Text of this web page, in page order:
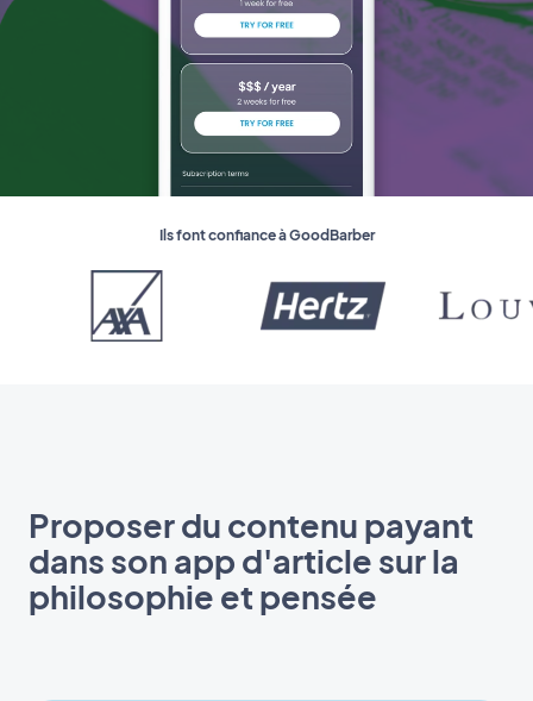
Ils font confiance à GoodBarber
Proposer du contenu payant
dans son app d'article sur la
philosophie et pensée